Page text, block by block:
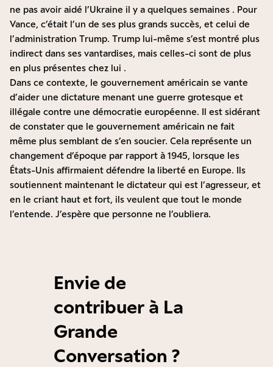
ne pas avoir aidé l’Ukraine il y a quelques semaines . Pour
Vance, c’était l’un de ses plus grands succès, et celui de
l’administration Trump. Trump lui-même s’est montré plus
indirect dans ses vantardises, mais celles-ci sont de plus
en plus présentes chez lui .
Dans ce contexte, le gouvernement américain se vante
d’aider une dictature menant une guerre grotesque et
illégale contre une démocratie européenne. Il est sidérant
de constater que le gouvernement américain ne fait
même plus semblant de s’en soucier. Cela représente un
changement d’époque par rapport à 1945, lorsque les
États-Unis affirmaient défendre la liberté en Europe. Ils
soutiennent maintenant le dictateur qui est l’agresseur, et
en le criant haut et fort, ils veulent que tout le monde
l’entende. J’espère que personne ne l’oubliera.
Envie de
contribuer à La
Grande
Conversation ?